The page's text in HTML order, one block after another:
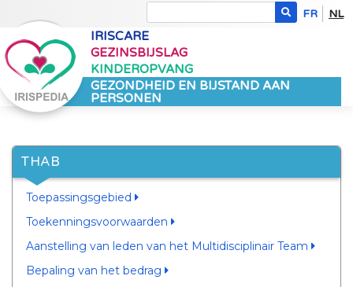
FR NL
IRISCARE
GEZINSBIJSLAG
KINDEROPVANG
GEZONDHEID EN BIJSTAND AAN
PERSONEN
THAB
Toepassingsgebied
Toekenningsvoorwaarden
Aanstelling van leden van het Multidisciplinair Team
Bepaling van het bedrag